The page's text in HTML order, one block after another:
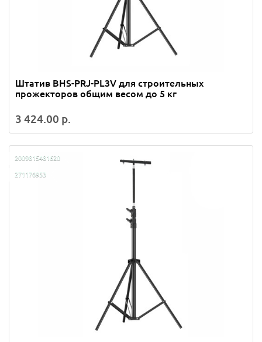
Штатив BHS-PRJ-PL3V для строительных
прожекторов общим весом до 5 кг
3 424.00 р.
2009815481620
271176953